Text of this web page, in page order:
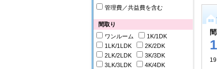
管理費／共益費を含む
間取り
ワンルーム
1K/1DK
1LK/1LDK
2K/2DK
2LK/2LDK
3K/3DK
3LK/3LDK
4K/4DK